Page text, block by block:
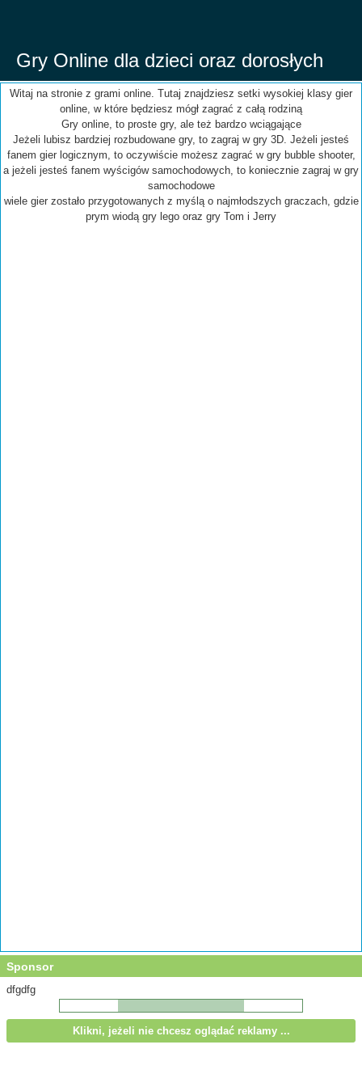
Gry Online dla dzieci oraz dorosłych
Witaj na stronie z grami online. Tutaj znajdziesz setki wysokiej klasy gier
online, w które będziesz mógł zagrać z całą rodziną
Gry online, to proste gry, ale też bardzo wciągające
Jeżeli lubisz bardziej rozbudowane gry, to zagraj w gry 3D. Jeżeli jesteś
fanem gier logicznym, to oczywiście możesz zagrać w gry bubble shooter,
a jeżeli jesteś fanem wyścigów samochodowych, to koniecznie zagraj w gry
samochodowe
wiele gier zostało przygotowanych z myślą o najmłodszych graczach, gdzie
prym wiodą gry lego oraz gry Tom i Jerry
Sponsor
dfgdfg
Klikni, jeżeli nie chcesz oglądać reklamy ...